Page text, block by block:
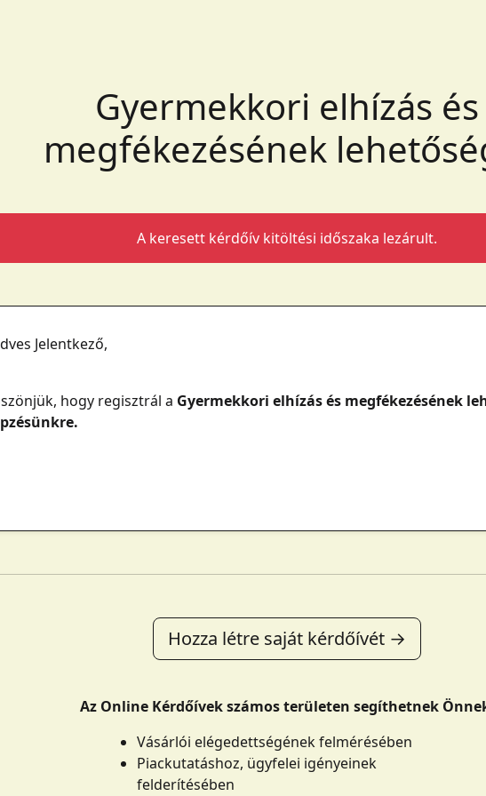
Gyermekkori elhízás és
megfékezésének
A keresett kérdőív kitöltési időszaka lezárult.
Jelentkező,
hogy regisztrál a Gyermekkori elhízás és megfékezésének
Hozza létre saját kérdőívét →
Az Online Kérdőívek számos területen segíthetnek
Vásárlói elégedettségének felmérésében
Piackutatáshoz, ügyfelei igényeinek
felderítésében